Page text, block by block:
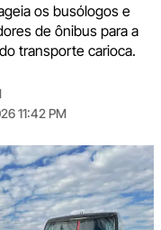
os busólogos e
de ônibus para a
transporte carioca.
11:42 PM